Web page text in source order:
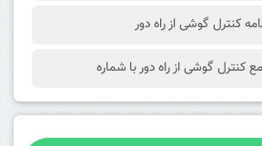
کنترل گوشی از راه دور
کنترل گوشی از راه دور با شماره